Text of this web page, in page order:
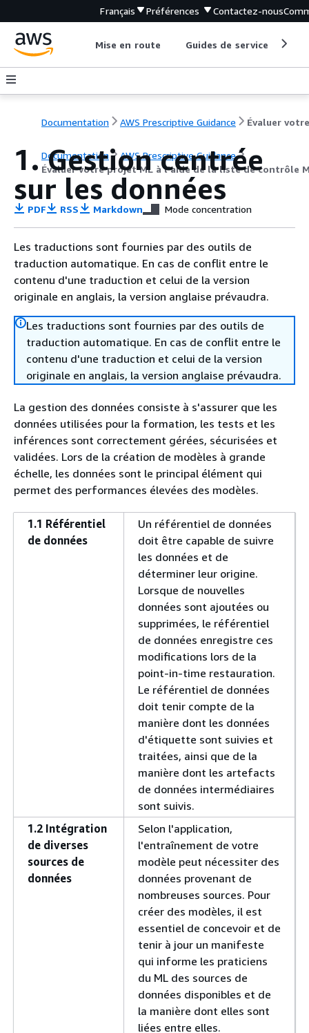
Français Préférences Contactez-nous
Mise en route Guides de service
Documentation AWS Prescriptive Guidance
Documentation
AWS Prescriptive Guidance
Évaluer votre projet ML à l'aide de la liste de contrôle
1. Gestion centrée
sur les données
PDF RSS Markdown Mode concentration
Les traductions sont fournies par des outils de
traduction automatique. En cas de conflit entre le
contenu d'une traduction et celui de la version
originale en anglais, la version anglaise prévaudra.
Les traductions sont fournies par des outils de
traduction automatique. En cas de conflit entre le
contenu d'une traduction et celui de la version
originale en anglais, la version anglaise prévaudra.
La gestion des données consiste à s'assurer que les
données utilisées pour la formation, les tests et les
inférences sont correctement gérées, sécurisées et
validées. Lors de la création de modèles à grande
échelle, les données sont le principal élément qui
permet des performances élevées des modèles.
1.1 Référentiel
de données
Un référentiel de données
doit être capable de suivre
les données et de
déterminer leur origine.
Lorsque de nouvelles
données sont ajoutées ou
supprimées, le référentiel
de données enregistre ces
modifications lors de la
point-in-time restauration.
Le référentiel de données
doit tenir compte de la
manière dont les données
d'étiquette sont suivies et
traitées, ainsi que de la
manière dont les artefacts
de données intermédiaires
sont suivis.
1.2 Intégration
de diverses
sources de
données
Selon l'application,
l'entraînement de votre
modèle peut nécessiter des
données provenant de
nombreuses sources. Pour
créer des modèles, il est
essentiel de concevoir et de
tenir à jour un manifeste
qui informe les praticiens
du ML des sources de
données disponibles et de
la manière dont elles sont
liées entre elles.